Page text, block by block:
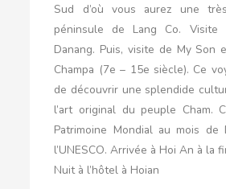
Sud d’où vous aurez une
péninsule de Lang Co. Visite
Danang. Puis, visite de My Son
Champa (7e – 15e siècle). Ce
de découvrir une splendide
l’art original du peuple Cham.
Patrimoine Mondial au mois de
l’UNESCO. Arrivée à Hoi An à la
Nuit à l’hôtel à Hoian